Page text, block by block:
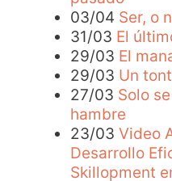
03/04 Ser, o
31/03 El
29/03 El
29/03 Un
27/03 Solo
hambre
23/03 Video
Desarrollo
Skillopment